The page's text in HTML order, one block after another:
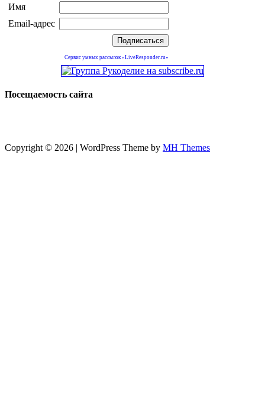
Имя
Email-адрес
Сервис умных рассылок «LiveResponder.ru»
Посещаемость сайта
Copyright © 2026 | WordPress Theme by MH Themes